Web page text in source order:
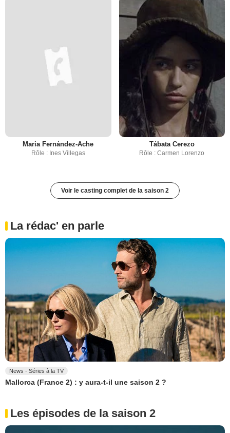
Maria Fernández-Ache
Rôle : Ines Villegas
Tábata Cerezo
Rôle : Carmen Lorenzo
Voir le casting complet de la saison 2
La rédac' en parle
News - Séries à la TV
Mallorca (France 2) : y aura-t-il une saison 2 ?
Les épisodes de la saison 2